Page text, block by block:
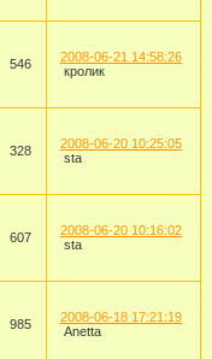
546
2008-06-21 14:58:26
кролик
328
2008-06-20 10:25:05
sta
607
2008-06-20 10:16:02
sta
985
2008-06-18 17:21:19
Anetta